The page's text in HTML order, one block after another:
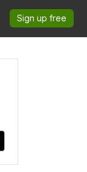
Sign up free